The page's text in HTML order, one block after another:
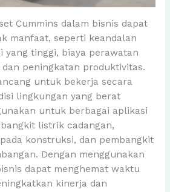
Cummins dalam bisnis dapat
manfaat, seperti keandalan
yang tinggi, biaya perawatan
peningkatan produktivitas.
untuk bekerja secara
lingkungan yang berat
untuk berbagai aplikasi
listrik cadangan,
konstruksi, dan pembangkit
Dengan menggunakan
dapat menghemat waktu
kinerja dan